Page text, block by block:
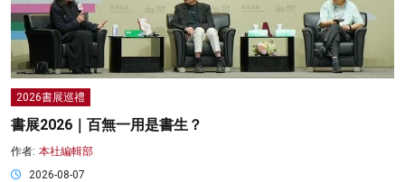
2026書展巡禮
書展2026｜百無一用是書生？
作者: 本社編輯部
2026-08-07